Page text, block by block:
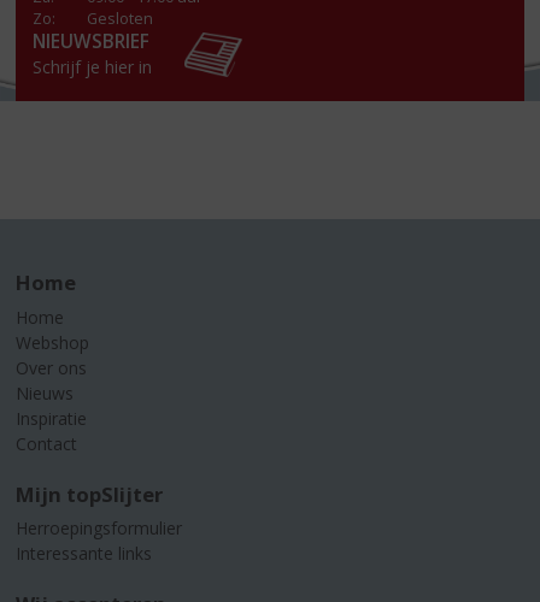
Zo:
Gesloten
NIEUWSBRIEF
Schrijf je hier in
Home
Home
Webshop
Over ons
Nieuws
Inspiratie
Contact
Mijn topSlijter
Herroepingsformulier
Interessante links